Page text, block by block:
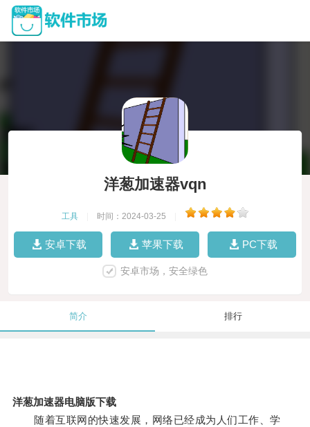
洋葱加速器vqn
工具 时间：2024-03-25
安卓下载 苹果下载 PC下载
安卓市场，安全绿色
简介 排行
洋葱加速器电脑版下载
随着互联网的快速发展，网络已经成为人们工作、学